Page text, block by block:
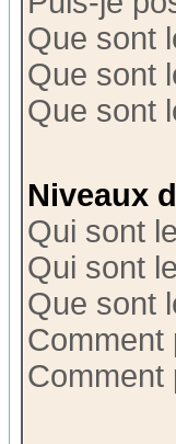
Que sont
Que sont
Que sont
Niveaux
Qui sont
Qui sont
Que sont
Comment
Comment